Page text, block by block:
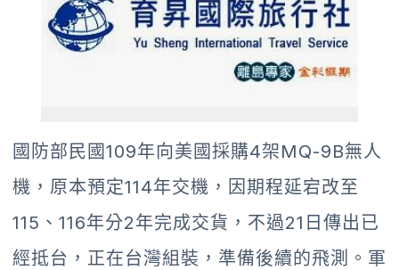
國防部民國109年向美國採購4架MQ-9B無人
機，原本預定114年交機，因期程延宕改至
115、116年分2年完成交貨，不過21日傳出已
經抵台，正在台灣組裝，準備後續的飛測。軍